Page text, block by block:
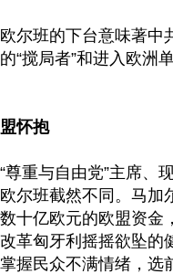
尔班的下台意味著中
“搅局者”和进入欧洲
怀抱
尊重与自由党”主席、
尔班截然不同。马加
十亿欧元的欧盟资金
革匈牙利摇摇欲坠的
握民众不满情绪，选